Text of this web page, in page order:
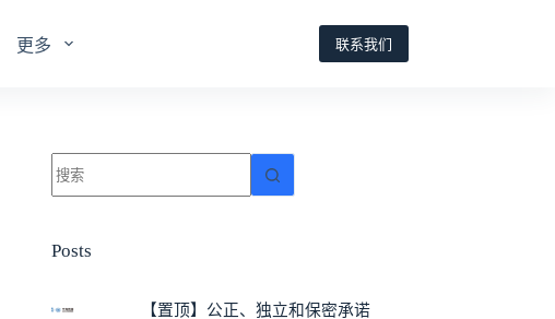
更多 联系我们
Posts
【置顶】公正、独立和保密承诺